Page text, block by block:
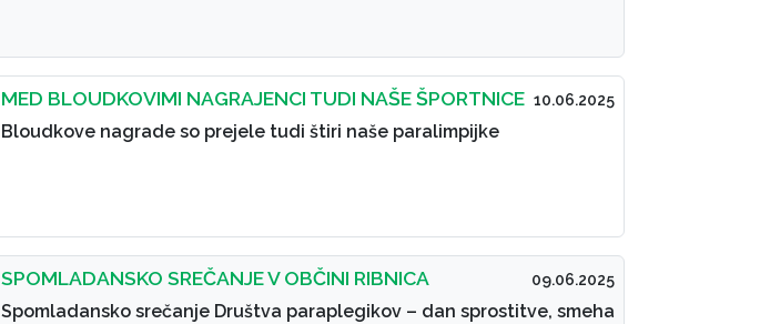
10.06.2025
MED BLOUDKOVIMI NAGRAJENCI TUDI NAŠE ŠPORTNICE
Bloudkove nagrade so prejele tudi štiri naše paralimpijke
09.06.2025
SPOMLADANSKO SREČANJE V OBČINI RIBNICA
Spomladansko srečanje Društva paraplegikov – dan sprostitve, smeha